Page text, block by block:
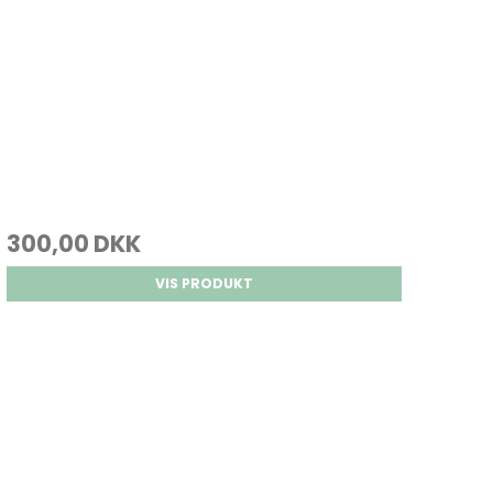
300,00 DKK
VIS PRODUKT